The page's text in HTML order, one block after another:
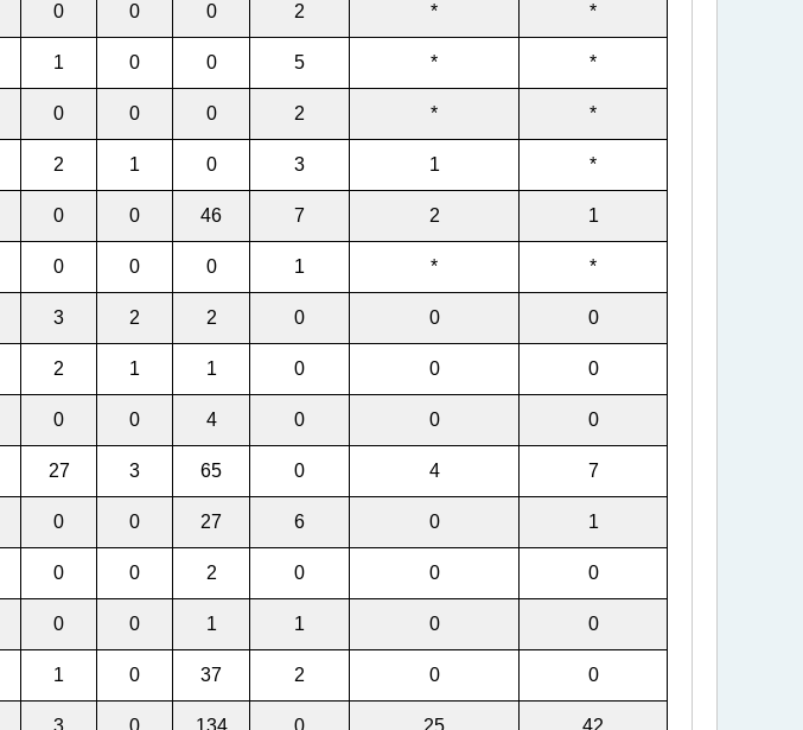
0 0 0 2 * *
1 0 0 5 * *
0 0 0 2 * *
2 1 0 3 1 *
0 0 46 7 2 1
0 0 0 1 * *
3 2 2 0 0 0
2 1 1 0 0 0
0 0 4 0 0 0
27 3 65 0 4 7
0 0 27 6 0 1
0 0 2 0 0 0
0 0 1 1 0 0
1 0 37 2 0 0